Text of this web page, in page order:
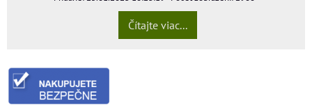
Čítajte viac...